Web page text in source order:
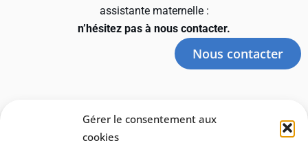
Gérer le consentement aux
cookies
assistante maternelle :
n’hésitez pas à nous contacter.
Nous contacter